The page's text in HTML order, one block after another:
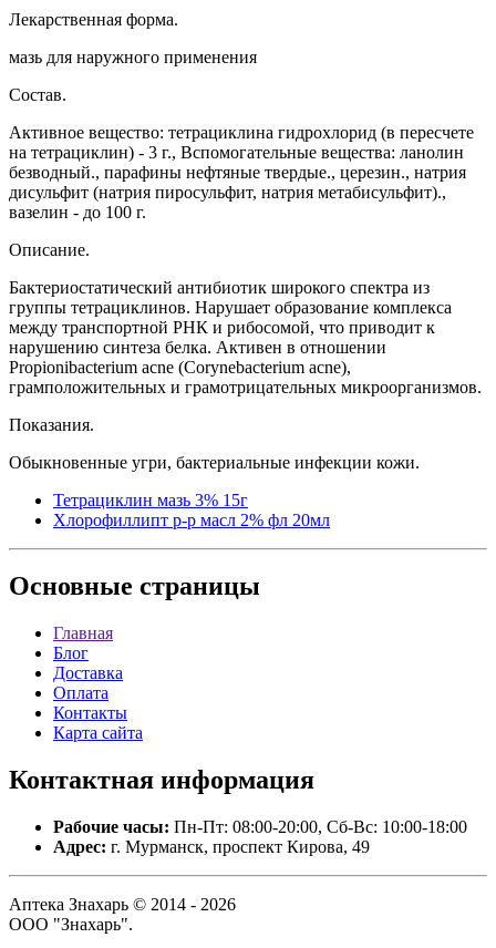
Лекарственная форма.
мазь для наружного применения
Состав.
Активное вещество: тетрациклина гидрохлорид (в пересчете
на тетрациклин) - 3 г., Вспомогательные вещества: ланолин
безводный., парафины нефтяные твердые., церезин., натрия
дисульфит (натрия пиросульфит, натрия метабисульфит).,
вазелин - до 100 г.
Описание.
Бактериостатический антибиотик широкого спектра из
группы тетрациклинов. Нарушает образование комплекса
между транспортной РНК и рибосомой, что приводит к
нарушению синтеза белка. Активен в отношении
Propionibacterium acne (Corynebacterium acne),
грамположительных и грамотрицательных микроорганизмов.
Показания.
Обыкновенные угри, бактериальные инфекции кожи.
Тетрациклин мазь 3% 15г
Хлорофиллипт р-р масл 2% фл 20мл
Основные страницы
Главная
Блог
Доставка
Оплата
Контакты
Карта сайта
Контактная информация
Рабочие часы: Пн-Пт: 08:00-20:00, Сб-Вс: 10:00-18:00
Адрес: г. Мурманск, проспект Кирова, 49
Аптека Знахарь © 2014 - 2026
ООО "Знахарь".